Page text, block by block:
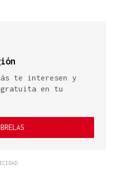
te interesen y
gratuita en tu